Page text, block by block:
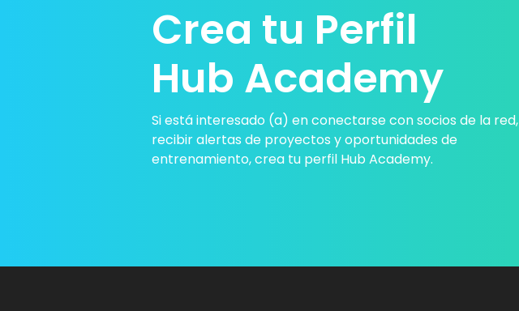
Crea tu Perfil
Hub Academy
Si está interesado (a) en conectarse con socios de la red,
recibir alertas de proyectos y oportunidades de
entrenamiento, crea tu perfil Hub Academy.